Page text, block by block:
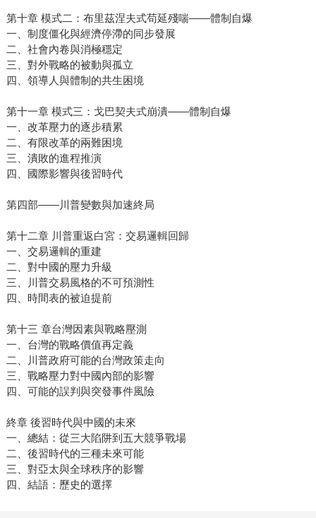
第十章 模式二：布里茲涅夫式苟延殘喘——體制自爆
一、制度僵化與經濟停滯的同步發展
二、社會內卷與消極穩定
三、對外戰略的被動與孤立
四、領導人與體制的共生困境
第十一章 模式三：戈巴契夫式崩潰——體制自爆
一、改革壓力的逐步積累
二、有限改革的兩難困境
三、潰敗的進程推演
四、國際影響與後習時代
第四部——川普變數與加速終局
第十二章 川普重返白宮：交易邏輯回歸
一、交易邏輯的重建
二、對中國的壓力升級
三、川普交易風格的不可預測性
四、時間表的被迫提前
第十三 章台灣因素與戰略壓測
一、台灣的戰略價值再定義
二、川普政府可能的台灣政策走向
三、戰略壓力對中國內部的影響
四、可能的誤判與突發事件風險
終章 後習時代與中國的未來
一、總結：從三大陷阱到五大競爭戰場
二、後習時代的三種未來可能
三、對亞太與全球秩序的影響
四、結語：歷史的選擇